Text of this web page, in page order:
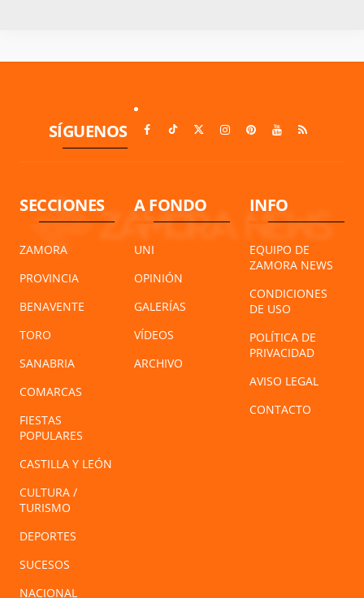
SÍGUENOS
SECCIONES
ZAMORA
PROVINCIA
BENAVENTE
TORO
SANABRIA
COMARCAS
FIESTAS
POPULARES
CASTILLA Y LEÓN
CULTURA /
TURISMO
DEPORTES
SUCESOS
NACIONAL
A FONDO
UNI
OPINIÓN
GALERÍAS
VÍDEOS
ARCHIVO
INFO
EQUIPO DE
ZAMORA NEWS
CONDICIONES
DE USO
POLÍTICA DE
PRIVACIDAD
AVISO LEGAL
CONTACTO